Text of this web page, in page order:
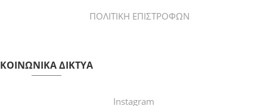
ΠΟΛΙΤΙΚΗ ΕΠΙΣΤΡΟΦΩΝ
ΚΟΙΝΩΝΙΚΑ ΔΙΚΤΥΑ
Instagram